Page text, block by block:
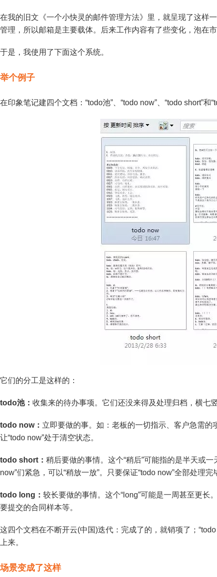
在我的旧文《一个小快灵的邮件管理方法》里，就呈现了这样
管理，所以邮箱是主要载体。后来工作内容有了些变化，泡在
于是，我使用了下面这个系统。
举个例子
在印象笔记建四个文档：“todo池”、“todo now”、“todo short”和
它们的分工是这样的：
todo池： 收集来的待办事项。它们还没来得及处理归档，横七
todo now： 立即要做的事。如：老板的一切指示、客户急需
让“todo now”处于清空状态。
todo short： 稍后要做的事情。这个“稍后”可能指的是半天或
now”们紧急，可以“稍放一放”。只要保证“todo now”全部处理
todo long： 较长要做的事情。这个“long”可能是一周甚至更
要提交的合同样本等。
这四个文档在不断开云(中国)迭代：完成了的，就销项了；
上来。
场景变成了这样